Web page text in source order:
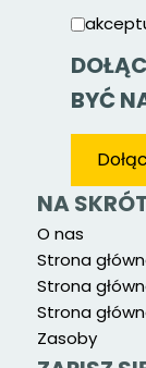
BYĆ
NA
O nas
Strona
Strona
Strona
Zasoby